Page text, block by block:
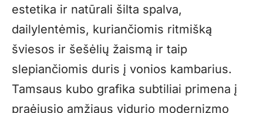
estetika ir natūrali šilta spalva,
dailylentėmis, kuriančiomis ritmišką
šviesos ir šešėlių žaismą ir taip
slepiančiomis duris į vonios kambarius.
Tamsaus kubo grafika subtiliai primena į
praėjusio amžiaus vidurio modernizmo